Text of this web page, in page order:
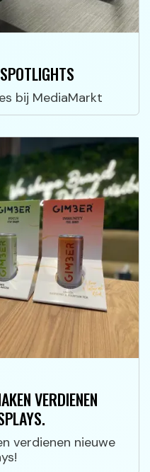
bij MediaMarkt
VERDIENEN
verdienen nieuwe